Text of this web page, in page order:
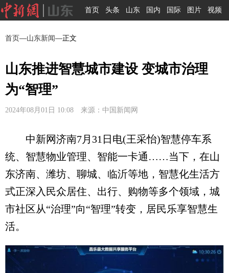
首页 头条 山东 国内 国际 图片 视频
首页—山东新闻—正文
山东推进智慧城市建设 变城市治理
为“智理”
2024年08月01日 10:08 来源：中国新闻网
中新网济南7月31日电(王采怡)智慧停车系
统、智慧物业管理、智能一卡通……当下，在山
东济南、潍坊、聊城、临沂等地，智慧化生活方
式正深入民众居住、出行、购物等多个领域，城
市社区从“治理”向“智理”转变，居民乐享智慧生
活。